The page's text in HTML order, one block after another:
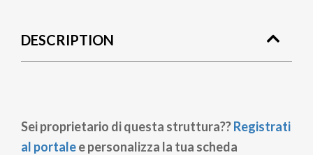
DESCRIPTION
Sei proprietario di questa struttura??Registrati
al portalee personalizza la tua scheda